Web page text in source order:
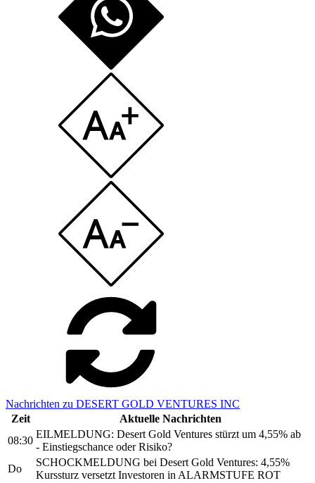
Nachrichten zu DESERT GOLD VENTURES INC
Zeit
Aktuelle Nachrichten
08:30
EILMELDUNG: Desert Gold Ventures stürzt um 4,55% ab
- Einstiegschance oder Risiko?
Do
SCHOCKMELDUNG bei Desert Gold Ventures: 4,55%
Kurssturz versetzt Investoren in ALARMSTUFE ROT